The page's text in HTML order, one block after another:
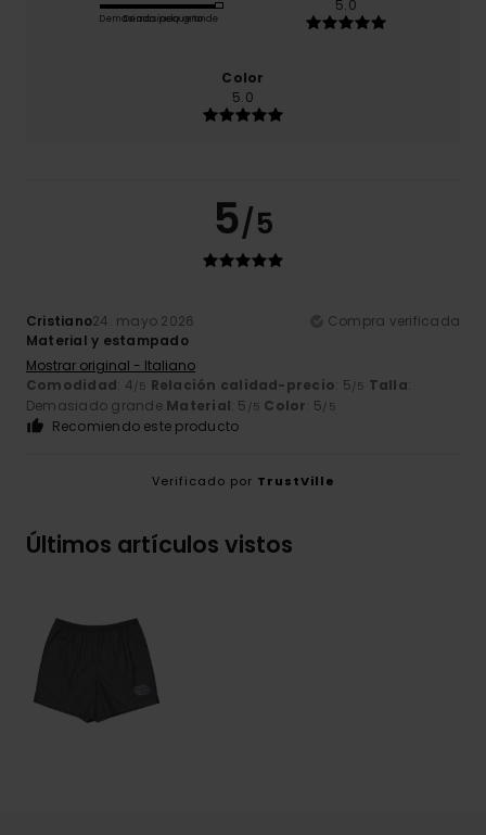
Demasiado pequeño
Demasiado grande
5.0
Color
5.0
5/5
Cristiano24. mayo 2026
Compra verificada
Material y estampado
Mostrar original - Italiano
Comodidad: 4/5 Relación calidad-precio: 5/5 Talla:
Demasiado grande Material: 5 /5 Color: 5/5
Recomiendo este producto
Verificado por TrustVille
Últimos artículos vistos